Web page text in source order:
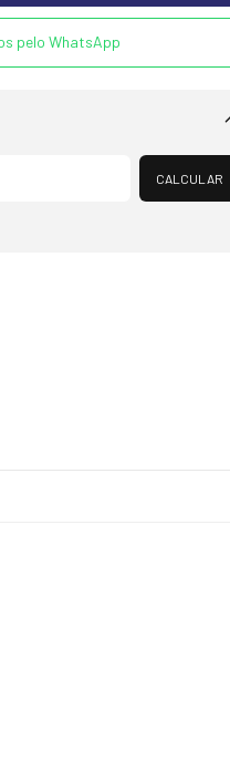
pelo WhatsApp
Alterar CEP
CALCULAR